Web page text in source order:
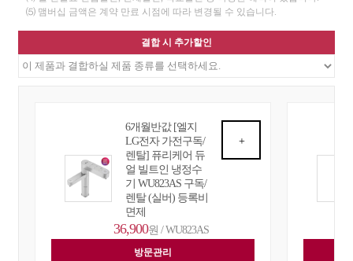
⑸ 맴버십 금액은 계약 만료 시점에 따라 변경될 수 있습니다.
결합 시 추가할인
6개월반값 [엘지
LG전자 가전구독/
렌탈] 퓨리케어 듀
얼 빌트인 냉정수
기 WU823AS 구독/
렌탈 (실버) 등록비
면제
+
36,900원 / WU823AS
방문관리